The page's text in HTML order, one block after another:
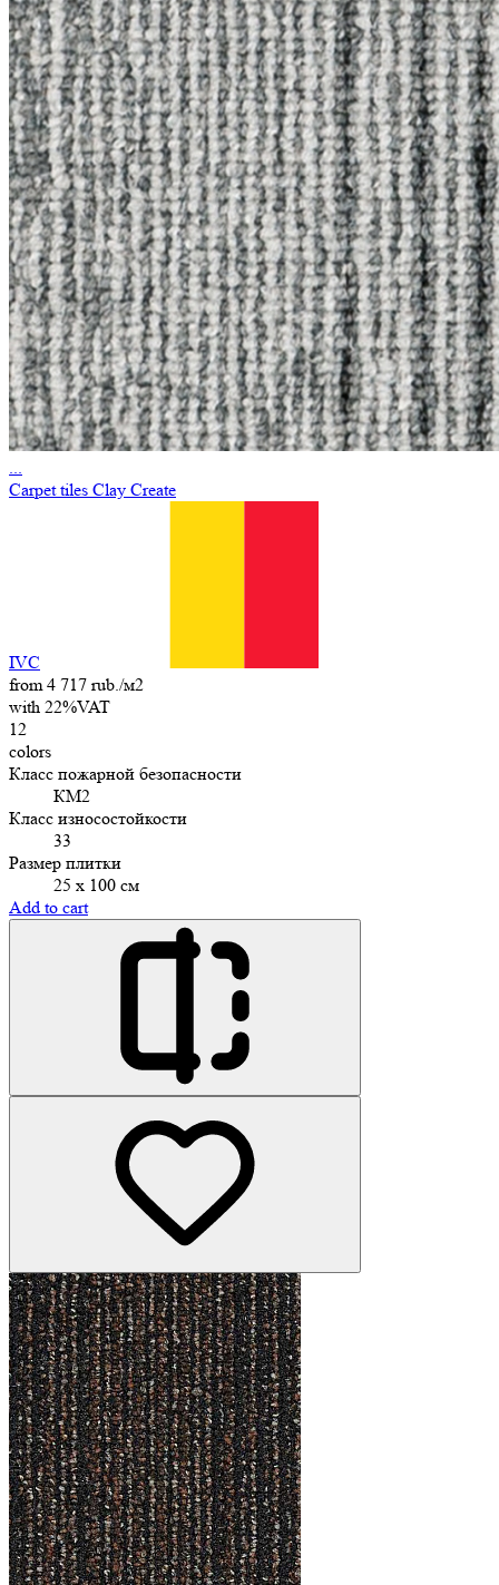
...
Carpet tiles Clay Create
IVC
from 4 717 rub./м2
with 22%VAT
12
colors
Класс пожарной безопасности
КМ2
Класс износостойкости
33
Размер плитки
25 х 100 см
Add to cart